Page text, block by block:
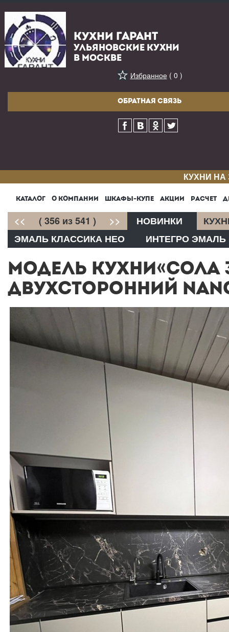
КУХНИ ГАРАНТ
УЛЬЯНОВСКИЕ КУХНИ
В МОСКВЕ
Избранное( 0 )
ОБРАТНАЯ СВЯЗЬ
КУХНИ
КАТАЛОГ О КОМПАНИИ ШКАФЫ-КУПЕ АКЦИИ РАСЧЕТ
<< ( 356 из 541 ) >> НОВИНКИ
ЭМАЛЬ КЛАССИКА НЕО
ИНТЕГРО ЭМАЛЬ
МОДЕЛЬ КУХНИ«СОЛА
ДВУХСТОРОННИЙ